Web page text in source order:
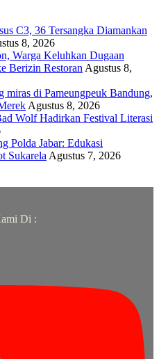
C3, 36 Tersangka Diamankan
8, 2026
Warga Keluhkan Dugaan
Berizin Restoran Agustus 8,
miras di Pameungpeuk Bandung,
Agustus 8, 2026
Wolf Hadirkan Festival Literasi
Polda Jabar: Edukasi
Sukarela Agustus 7, 2026
Di :